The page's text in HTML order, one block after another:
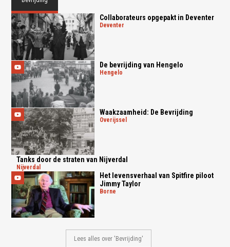
Collaborateurs opgepakt in Deventer
deventer
De bevrijding van Hengelo
hengelo
Waakzaamheid: De Bevrijding
overijssel
Tanks door de straten van Nijverdal
nijverdal
Het levensverhaal van Spitfire piloot
Jimmy Taylor
borne
Lees alles over 'Bevrijding'